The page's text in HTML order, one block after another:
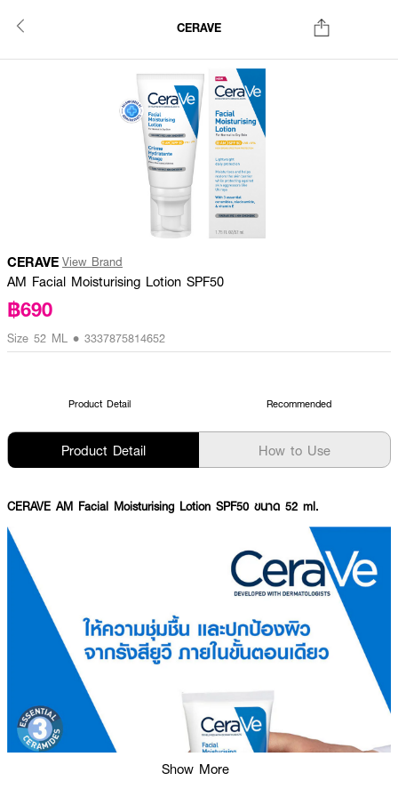
CERAVE
CERAVE View Brand
AM Facial Moisturising Lotion SPF50
฿690
Size 52 ML • 3337875814652
Product Detail Recommended
Product Detail How to Use
CERAVE AM Facial Moisturising Lotion SPF50 ขนาด 52 ml.
Show More